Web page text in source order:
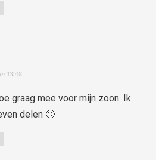
13:48
graag mee voor mijn zoon. Ik
delen 🙂